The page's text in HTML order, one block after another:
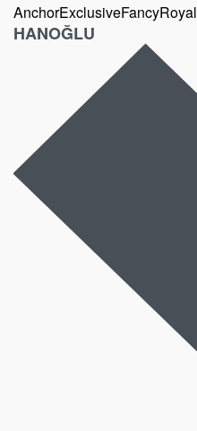
AnchorExclusiveFancyRoyal
HANOĞLU